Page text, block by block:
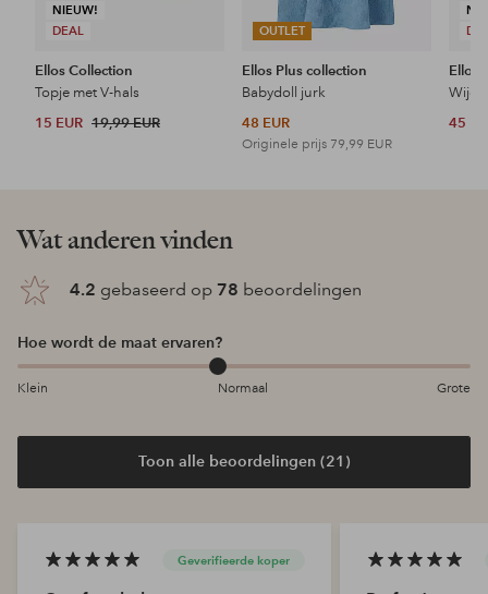
NIEUW!
DEAL
Ellos Collection
Topje met V-hals
15 EUR 19,99 EUR
OUTLET
Ellos Plus collection
Babydoll jurk
48 EUR
Originele prijs 79,99 EUR
Ellos
45
Wat anderen vinden
4.2 gebaseerd op 78 beoordelingen
Hoe wordt de maat ervaren?
Klein Normaal Grote
Toon alle beoordelingen (21)
Geverifieerde koper